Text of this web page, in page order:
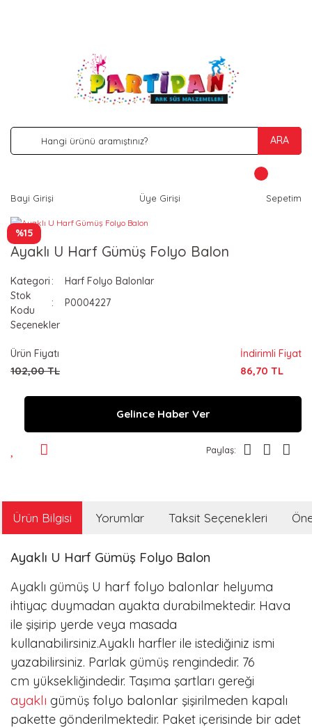
ARA
Bayi Girişi Üye Girişi Sepetim
%15
Ayaklı U Harf Gümüş Folyo Balon
Kategori
Harf Folyo Balonlar
Stok
Kodu
P0004227
Seçenekler
Ürün Fiyatı
102,00 TL
İndirimli Fiyat
86,70 TL
Gelince Haber Ver
Paylaş:
Ürün Bilgisi Yorumlar Taksit Seçenekleri
Ayaklı U Harf Gümüş Folyo Balon
Ayaklı gümüş U harf folyo balonlar helyuma
ihtiyaç duymadan ayakta durabilmektedir. Hava
ile şişirip yerde veya masada
kullanabilirsiniz.Ayaklı harfler ile istediğiniz ismi
yazabilirsiniz. Parlak gümüş rengindedir. 76
cm yüksekliğindedir. Taşıma şartları gereği
ayaklı gümüş folyo balonlar şişirilmeden kapalı
pakette gönderilmektedir. Paket içerisinde bir adet